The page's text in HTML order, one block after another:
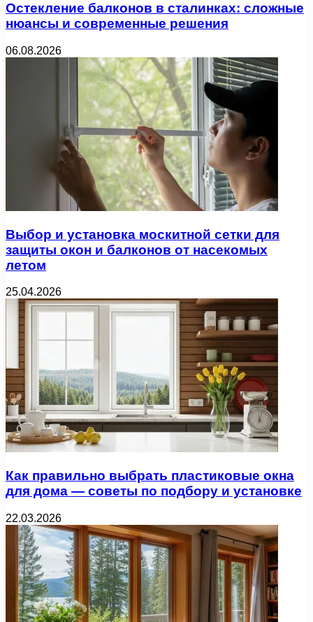
Остекление балконов в сталинках: сложные
нюансы и современные решения
06.08.2026
Выбор и установка москитной сетки для
защиты окон и балконов от насекомых
летом
25.04.2026
Как правильно выбрать пластиковые окна
для дома — советы по подбору и установке
22.03.2026